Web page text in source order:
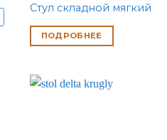
Стул складной мягкий
ПОДРОБНЕЕ